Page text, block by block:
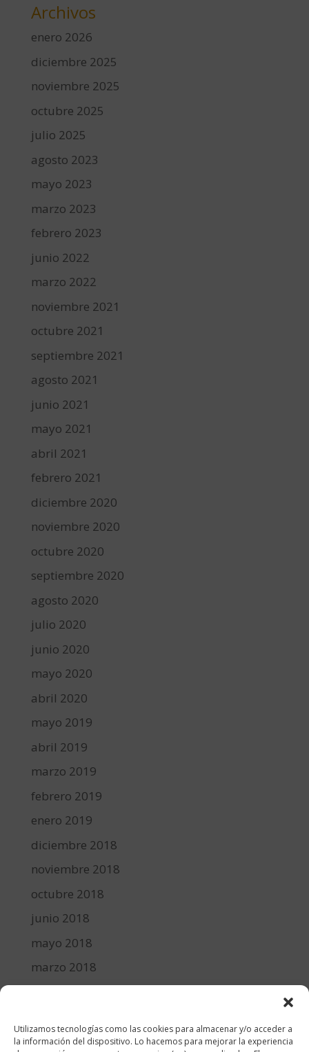
Utilizamos tecnologías como las cookies para almacenar y/o acceder a
la información del dispositivo. Lo hacemos para mejorar la experiencia
Archivos
enero 2026
diciembre 2025
noviembre 2025
octubre 2025
julio 2025
agosto 2023
mayo 2023
marzo 2023
febrero 2023
junio 2022
marzo 2022
noviembre 2021
octubre 2021
septiembre 2021
agosto 2021
junio 2021
mayo 2021
abril 2021
febrero 2021
diciembre 2020
noviembre 2020
octubre 2020
septiembre 2020
agosto 2020
julio 2020
junio 2020
mayo 2020
abril 2020
mayo 2019
abril 2019
marzo 2019
febrero 2019
enero 2019
diciembre 2018
noviembre 2018
octubre 2018
junio 2018
mayo 2018
marzo 2018
diciembre 2017